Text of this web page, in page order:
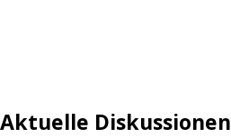
Aktuelle Diskussionen